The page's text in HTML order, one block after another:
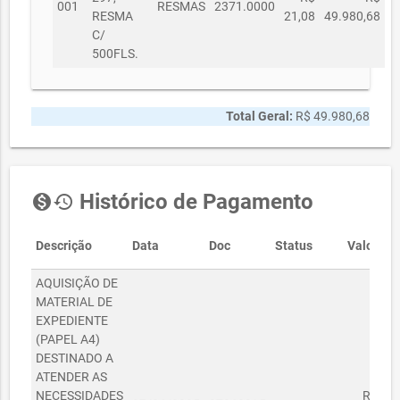
001
RESMA
C/
500FLS.
RESMAS 2371.0000
21,08
49.980,68
Total Geral: R$ 49.980,68
monetization_onhistory Histórico de Pagamento
Descrição Data Doc Status Valor
AQUISIÇÃO DE
MATERIAL DE
EXPEDIENTE
(PAPEL A4)
DESTINADO A
ATENDER AS
NECESSIDADES
R$